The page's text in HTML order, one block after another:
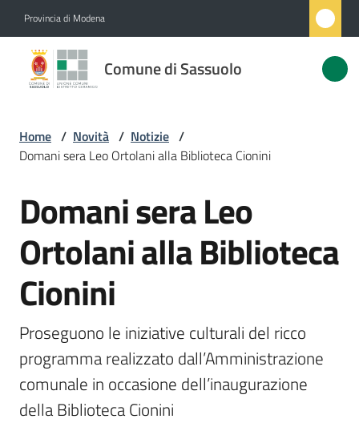
Provincia di Modena
Comune di Sassuolo
Comune
di
Novità
Servizi
Vivere
Sassuolo
Home / Novità / Notizie /
Domani sera Leo Ortolani alla Biblioteca Cionini
Salta al contenuto
Domani sera Leo
Ortolani alla Biblioteca
Cionini
Proseguono le iniziative culturali del ricco
programma realizzato dall’Amministrazione
comunale in occasione dell’inaugurazione
della Biblioteca Cionini